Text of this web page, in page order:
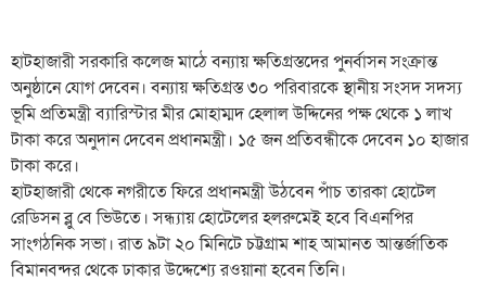
হাটহাজারী সরকারি কলেজ মাঠে বন্যায় ক্ষতিগ্রস্তদের পুনর্বাসন সংক্রান্ত
অনুষ্ঠানে যোগ দেবেন। বন্যায় ক্ষতিগ্রস্ত ৩০ পরিবারকে স্থানীয় সংসদ সদস্য
ভূমি প্রতিমন্ত্রী ব্যারিস্টার মীর মোহাম্মদ হেলাল উদ্দিনের পক্ষ থেকে ১ লাখ
টাকা করে অনুদান দেবেন প্রধানমন্ত্রী। ১৫ জন প্রতিবন্ধীকে দেবেন ১০ হাজার
টাকা করে।
হাটহাজারী থেকে নগরীতে ফিরে প্রধানমন্ত্রী উঠবেন পাঁচ তারকা হোটেল
রেডিসন ব্লু বে ভিউতে। সন্ধ্যায় হোটেলের হলরুমেই হবে বিএনপির
সাংগঠনিক সভা। রাত ৯টা ২০ মিনিটে চট্টগ্রাম শাহ আমানত আন্তর্জাতিক
বিমানবন্দর থেকে ঢাকার উদ্দেশ্যে রওয়ানা হবেন তিনি।